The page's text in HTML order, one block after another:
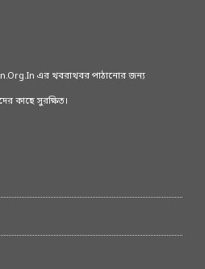
এর খবরাখবর পাঠানোর জন্য
কাছে সুরক্ষিত।